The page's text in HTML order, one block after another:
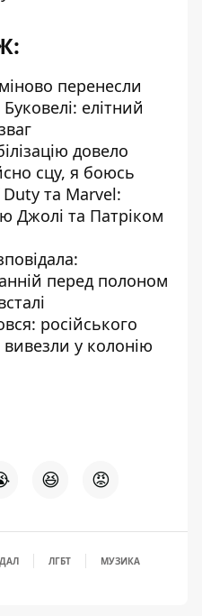
перенесли
елітний
довело
сцу, я боюсь
та Marvel:
Джолі та Патріком
перед полоном
російського
у колонію
😆 😡
ЛГБТ МУЗИКА